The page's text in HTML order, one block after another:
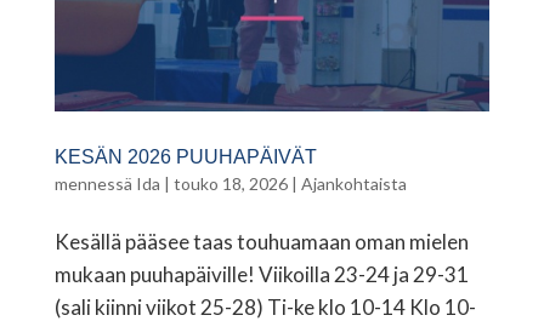
KESÄN 2026 PUUHAPÄIVÄT
mennessä Ida | touko 18, 2026| Ajankohtaista
Kesällä pääsee taas touhuamaan oman mielen
mukaan puuhapäiville! Viikoilla 23-24 ja 29-31
(sali kiinni viikot 25-28) Ti-ke klo 10-14 Klo 10-